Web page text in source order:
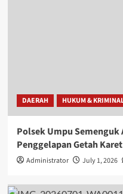
DAERAH HUKUM &
Polsek Umpu Semenguk
Penggelapan Getah
Administrator July 1, 2026